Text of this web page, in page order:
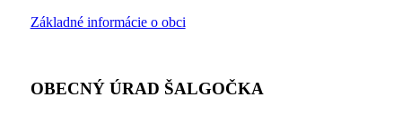
Základné informácie o obci
OBECNÝ ÚRAD ŠALGOČKA